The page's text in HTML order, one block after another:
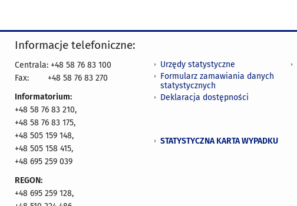
Informacje telefoniczne:
Centrala: +48 58 76 83 100
Fax:
+48 58 76 83 270
Informatorium:
+48 58 76 83 210,
+48 58 76 83 175,
+48 505 159 148,
+48 505 158 415,
+48 695 259 039
REGON:
+48 695 259 128,
Urzędy statystyczne
Formularz zamawiania danych
statystycznych
Deklaracja dostępności
STATYSTYCZNA KARTA WYPADKU